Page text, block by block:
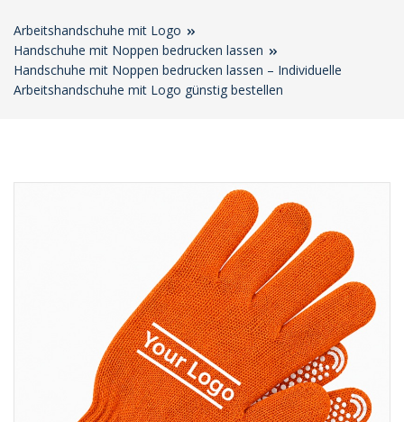
Arbeitshandschuhe mit Logo
Handschuhe mit Noppen bedrucken lassen
Handschuhe mit Noppen bedrucken lassen – Individuelle
Arbeitshandschuhe mit Logo günstig bestellen